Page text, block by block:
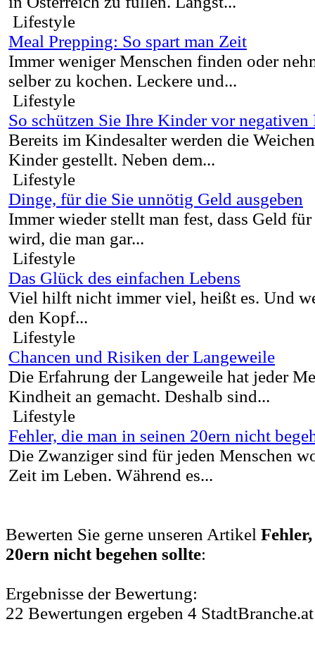
Lifestyle
Meal Prepping: So spart man Zeit
Immer weniger Menschen finden oder
selber zu kochen. Leckere und...
Lifestyle
So schützen Sie Ihre Kinder vor negativen
Bereits im Kindesalter werden die
Kinder gestellt. Neben dem...
Lifestyle
Dinge, für die Sie unnötig Geld ausgeben
Immer wieder stellt man fest, dass Geld
wird, die man gar...
Lifestyle
Das Glück des einfachen Lebens
Viel hilft nicht immer viel, heißt es. Und
den Kopf...
Lifestyle
Chancen und Risiken der Langeweile
Die Erfahrung der Langeweile hat jeder
Kindheit an gemacht. Deshalb sind...
Lifestyle
Fehler, die man in seinen 20ern nicht
Die Zwanziger sind für jeden Menschen
Zeit im Leben. Während es...
Bewerten Sie gerne unseren Artikel
20ern nicht begehen sollte:
Ergebnisse der Bewertung:
22 Bewertungen ergeben 4